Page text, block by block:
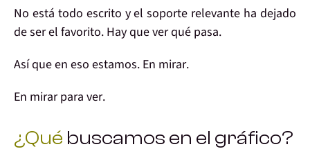
No está todo escrito y el soporte relevante ha dejado
de ser el favorito. Hay que ver qué pasa.
Así que en eso estamos. En mirar.
En mirarpara ver.
¿Qué buscamos en el gráfico?